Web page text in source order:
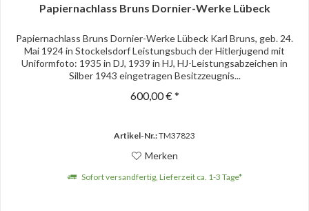
Papiernachlass Bruns Dornier-Werke Lübeck
Papiernachlass Bruns Dornier-Werke Lübeck Karl Bruns, geb. 24.
Mai 1924 in Stockelsdorf Leistungsbuch der Hitlerjugend mit
Uniformfoto: 1935 in DJ, 1939 in HJ, HJ-Leistungsabzeichen in
Silber 1943 eingetragen Besitzzeugnis...
600,00 € *
Artikel-Nr.:TM37823
Merken
Sofort versandfertig, Lieferzeit ca. 1-3 Tage*